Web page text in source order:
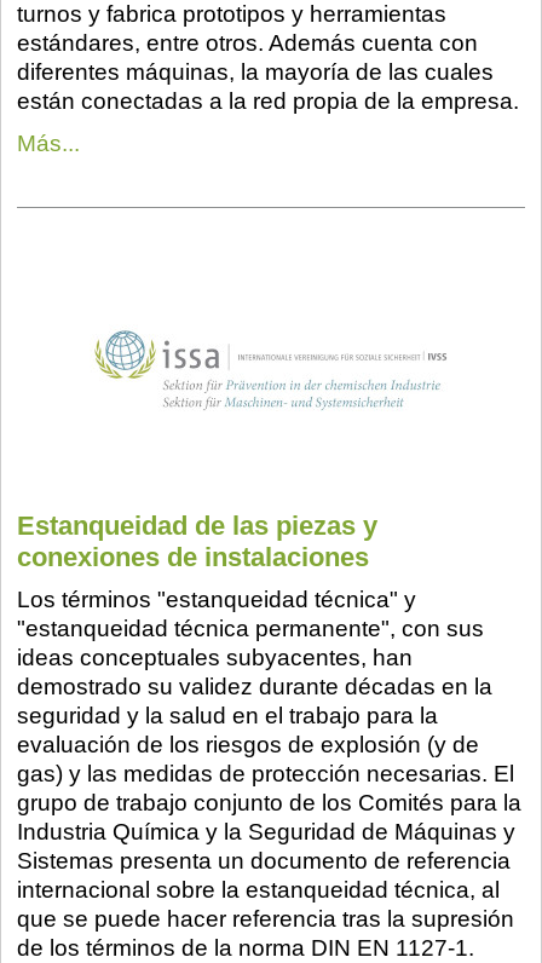
turnos y fabrica prototipos y herramientas
estándares, entre otros. Además cuenta con
diferentes máquinas, la mayoría de las cuales
están conectadas a la red propia de la empresa.
Más...
Estanqueidad de las piezas y
conexiones de instalaciones
Los términos "estanqueidad técnica" y
"estanqueidad técnica permanente", con sus
ideas conceptuales subyacentes, han
demostrado su validez durante décadas en la
seguridad y la salud en el trabajo para la
evaluación de los riesgos de explosión (y de
gas) y las medidas de protección necesarias. El
grupo de trabajo conjunto de los Comités para la
Industria Química y la Seguridad de Máquinas y
Sistemas presenta un documento de referencia
internacional sobre la estanqueidad técnica, al
que se puede hacer referencia tras la supresión
de los términos de la norma DIN EN 1127-1.